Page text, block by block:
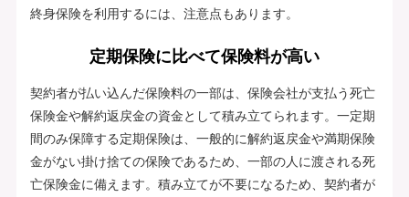
終身保険を利用するには、注意点もあります。
定期保険に比べて保険料が高い
契約者が払い込んだ保険料の一部は、保険会社が支払う死亡
保険金や解約返戻金の資金として積み立てられます。一定期
間のみ保障する定期保険は、一般的に解約返戻金や満期保険
金がない掛け捨ての保険であるため、一部の人に渡される死
亡保険金に備えます。積み立てが不要になるため、契約者が